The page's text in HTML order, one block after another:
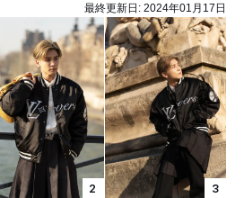
最終更新日: 2024年01月17日
2 3